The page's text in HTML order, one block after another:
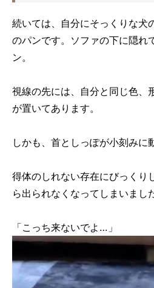
続いては、自分にそっくりな犬
のパンです。ソファの下に隠れ
ン。
視線の先には、自分と同じ色、
が置いてあります。
しかも、首としっぽが小刻みに
得体のしれない存在にびっくり
ら出られなくなってしまいまし
「こっち来ないでよ…」